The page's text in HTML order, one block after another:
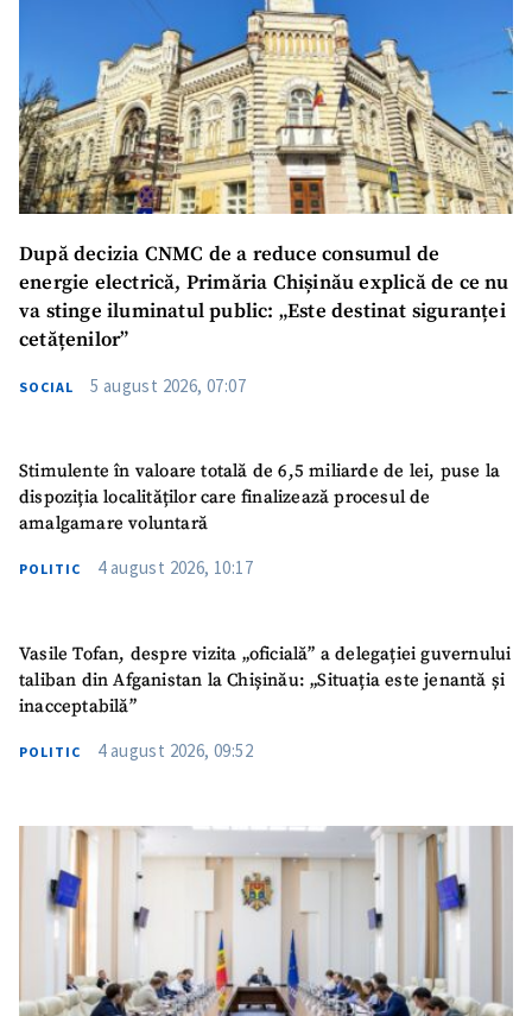
După decizia CNMC de a reduce consumul de
energie electrică, Primăria Chișinău explică de ce nu
va stinge iluminatul public: „Este destinat siguranței
cetățenilor”
SOCIAL 5 august 2026, 07:07
Stimulente în valoare totală de 6,5 miliarde de lei, puse la
dispoziția localităților care finalizează procesul de
amalgamare voluntară
POLITIC 4 august 2026, 10:17
Vasile Tofan, despre vizita „oficială” a delegației guvernului
taliban din Afganistan la Chișinău: „Situația este jenantă și
inacceptabilă”
POLITIC 4 august 2026, 09:52